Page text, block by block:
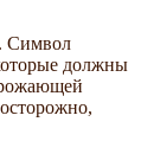
Символ
должны